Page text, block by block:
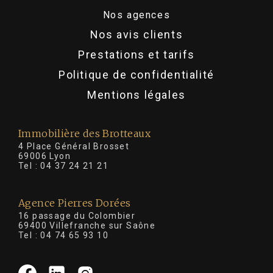
Nos agences
Nos avis clients
Prestations et tarifs
Politique de confidentialité
Mentions légales
Immobilière des Brotteaux
4 Place Général Brosset
69006 Lyon
Tel :04 37 24 21 21
Agence Pierres Dorées
16 passage du Colombier
69400 Villefranche sur Saône
Tel :04 74 65 93 10